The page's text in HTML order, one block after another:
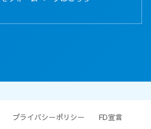
プライバシーポリシー FD宣言